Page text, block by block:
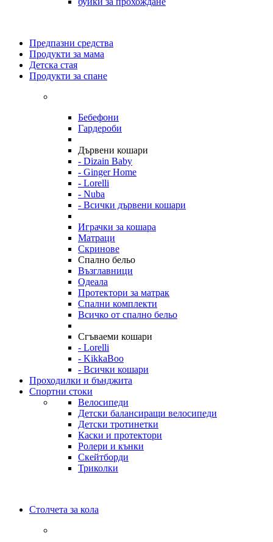
Предпазни средства
Продукти за мама
Детска стая
Продукти за спане
Бебефони
Гардероби
Дървени кошари
- Dizain Baby
- Ginger Home
- Lorelli
- Nuba
- Всички дървени кошари
Играчки за кошара
Матраци
Скринове
Спално бельо
Възглавници
Одеала
Протектори за матрак
Спални комплекти
Всичко от спално бельо
Сгъваеми кошари
- Lorelli
- KikkaBoo
- Всички кошари
Проходилки и бънджита
Спортни стоки
Велосипеди
Детски балансиращи велосипеди
Детски тротинетки
Каски и протектори
Ролери и кънки
Скейтборди
Триколки
Столчета за кола